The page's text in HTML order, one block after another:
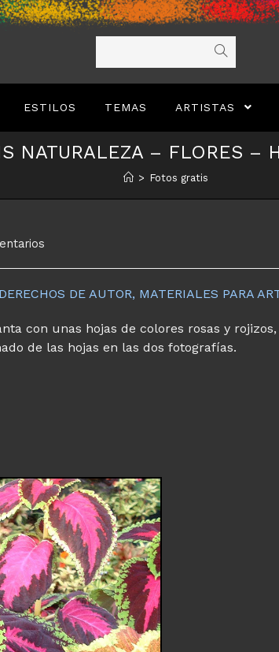
ESTILOS TEMAS ARTISTAS
NATURALEZA – FLORES –
> Fotos gratis
DE AUTOR, MATERIALES PARA
con unas hojas de colores rosas y
de las hojas en las dos fotografías.